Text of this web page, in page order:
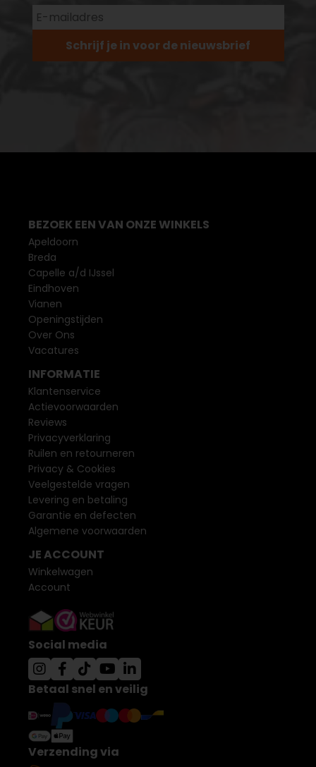
Schrijf je in voor de nieuwsbrief
BEZOEK EEN VAN ONZE WINKELS
Apeldoorn
Breda
Capelle a/d IJssel
Eindhoven
Vianen
Openingstijden
Over Ons
Vacatures
INFORMATIE
Klantenservice
Actievoorwaarden
Reviews
Privacyverklaring
Ruilen en retourneren
Privacy & Cookies
Veelgestelde vragen
Levering en betaling
Garantie en defecten
Algemene voorwaarden
JE ACCOUNT
Winkelwagen
Account
Social media
Betaal snel en veilig
Verzending via